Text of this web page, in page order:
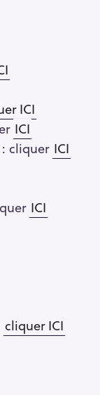
ICI
ICI
cliquer ICI
ICI
cliquer ICI